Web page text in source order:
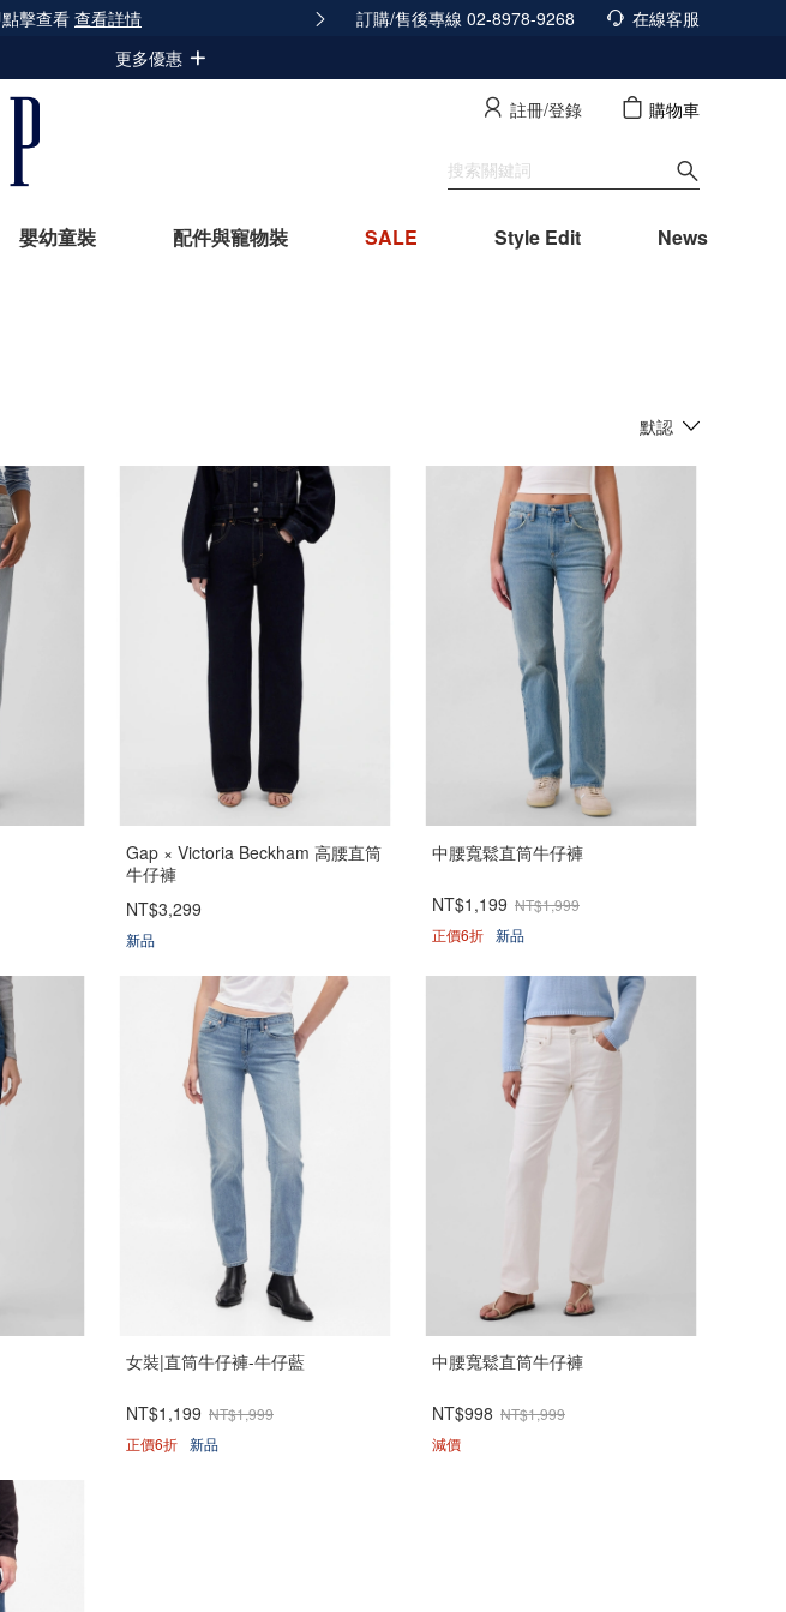
擊查看 查看詳情 積分發放調整公告查看詳情
訂購/售後專線 02-8978-9268
在線客服
更多優惠
註冊/登錄 購物車
嬰幼童裝 配件與寵物裝 SALE Style Edit News
默認
Gap × Victoria Beckham 高腰直筒
牛仔褲
NT$3,299
新品
中腰寬鬆直筒牛仔褲
NT$1,199 NT$1,999
正價6折 新品
女裝|直筒牛仔褲-牛仔藍
NT$1,199 NT$1,999
正價6折 新品
中腰寬鬆直筒牛仔褲
NT$998 NT$1,999
減價